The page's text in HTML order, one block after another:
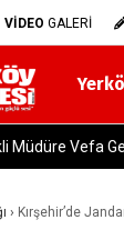
VİDEO GALERİ
Yozgat-Yerköy
› Kırşehir’de